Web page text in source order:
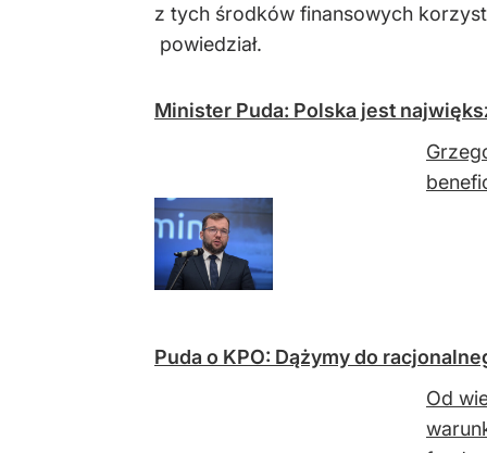
z tych środków finansowych
powiedział.
Minister Puda: Polska jest
Puda o KPO: Dążymy do
Od